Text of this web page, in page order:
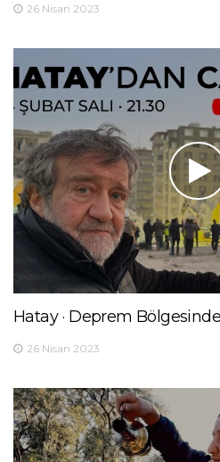
26 Nisan 2023
Hatay · Deprem
26 Nisan 2023